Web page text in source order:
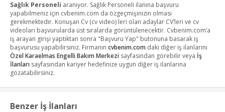
Sağlık Personeli aranıyor. Sağlık Personeli ilanına başvuru
yapabilmeniz için cvbenim.com da özgeçmişinizin olması
gerekmektedir. Konuşan Cv (cv video) leri olan adaylar CV’leri ve cv
videoları başvurularda üst sıralarda görüntülenecektir. Cvbenim.com’a
iş arayan girişi yaptıktan sonra "Başvuru Yap" butonuna basarak iş
başvurusu yapabilirsiniz. Firmanın cvbenim.com daki diğer iş ilanlarını
Özel Karaelmas Engelli Bakım Merkezi sayfasından görebilir veya İş
İlanları sayfasından kariyer hedefinize uygun diğer iş ilanlarına
gözatabilirsiniz.
Benzer İş İlanları